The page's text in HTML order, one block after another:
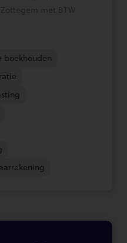
met BTW
boekhouden